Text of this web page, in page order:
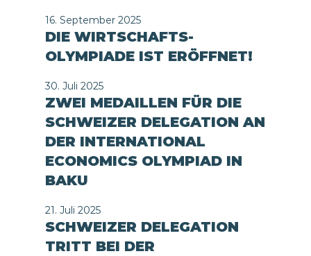
16. September 2025
DIE WIRTSCHAFTS-
OLYMPIADE IST ERÖFFNET!
30. Juli 2025
ZWEI MEDAILLEN FÜR DIE
SCHWEIZER DELEGATION AN
DER INTERNATIONAL
ECONOMICS OLYMPIAD IN
BAKU
21. Juli 2025
SCHWEIZER DELEGATION
TRITT BEI DER